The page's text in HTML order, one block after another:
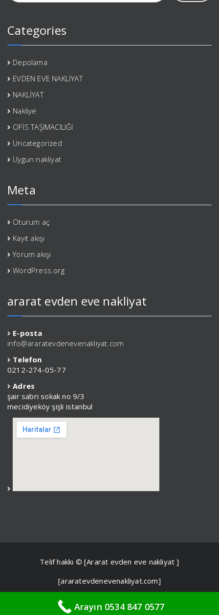
Categories
Depolama
EVDEN EVE NAKLİYAT
NAKLİYAT
Nakliye
OFİS TAŞIMACILIĞI
Uncategorized
Uygun nakliyat
Meta
Oturum aç
Kayıt akışı
Yorum akışı
WordPress.org
ararat evden eve nakliyat
E-posta
info@araratevdenevenakliyat.com
Telefon
0212-274-05-77
Adres
şair sabri sokak no 9/3
mecidiyeköy şişli istanbul
Telif hakkı © [Ararat evden eve nakliyat ]
[araratevdenevenakliyat.com]
Arayın 0534 847 0577